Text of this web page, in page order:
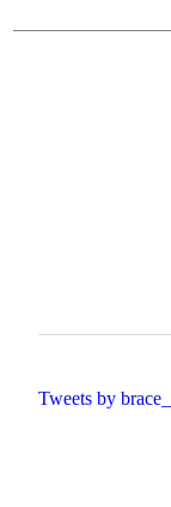
Tweets by